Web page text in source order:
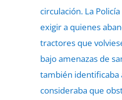
circulación. La
exigir a quienes
tractores que
bajo amenazas de
también identificaba
consideraba que